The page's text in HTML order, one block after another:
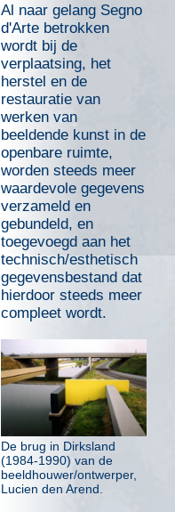
Al naar gelang Segno
d'Arte betrokken
wordt bij de
verplaatsing, het
herstel en de
restauratie van
werken van
beeldende kunst in de
openbare ruimte,
worden steeds meer
waardevole gegevens
verzameld en
gebundeld, en
toegevoegd aan het
technisch/esthetisch
gegevensbestand dat
hierdoor steeds meer
compleet wordt.
De brug in Dirksland
(1984-1990) van de
beeldhouwer/ontwerper,
Lucien den Arend.